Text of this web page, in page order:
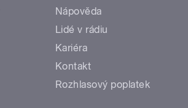
Nápověda
Lidé v rádiu
Kariéra
Kontakt
Rozhlasový poplatek